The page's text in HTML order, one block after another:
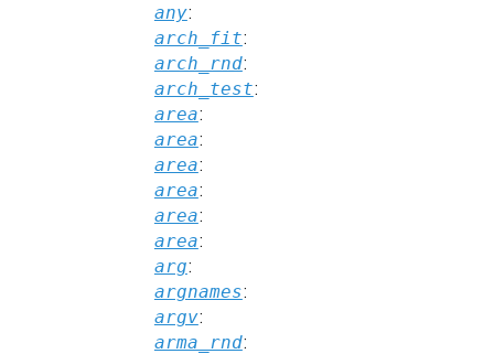
any:
arch_fit:
arch_rnd:
arch_test:
area:
area:
area:
area:
area:
area:
arg:
argnames:
argv:
arma_rnd: